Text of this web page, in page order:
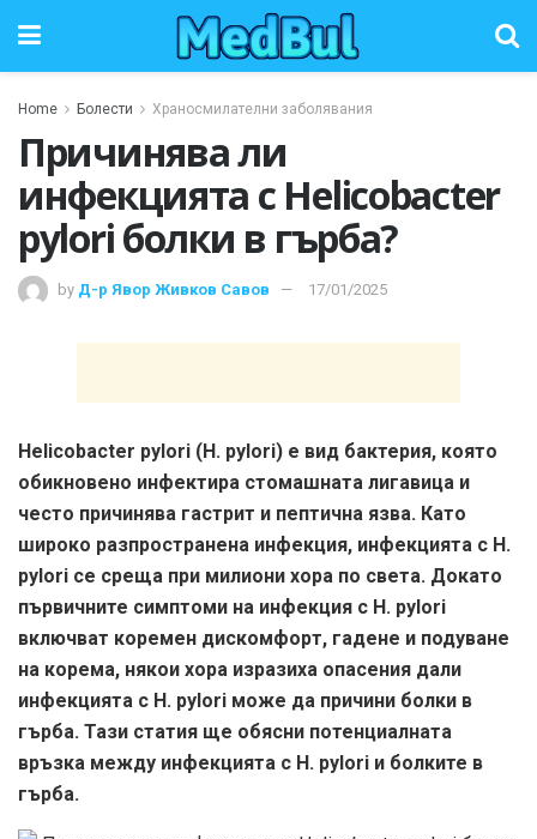
Home Болести Храносмилателни заболявания
Причинява ли
инфекцията с Helicobacter
pylori болки в гърба?
by Д-р Явор Живков Савов 17/01/2025
Helicobacter pylori (H. pylori) е вид бактерия, която
обикновено инфектира стомашната лигавица и
често причинява гастрит и пептична язва. Като
широко разпространена инфекция, инфекцията с H.
pylori се среща при милиони хора по света. Докато
първичните симптоми на инфекция с H. pylori
включват коремен дискомфорт, гадене и подуване
на корема, някои хора изразиха опасения дали
инфекцията с H. pylori може да причини болки в
гърба. Тази статия ще обясни потенциалната
връзка между инфекцията с H. pylori и болките в
гърба.